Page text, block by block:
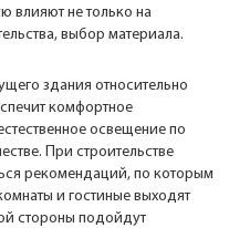
влияют не только на
выбор материала.
здания относительно
комфортное
освещение по
При строительстве
рекомендаций, по которым
и гостиные выходят
стороны подойдут